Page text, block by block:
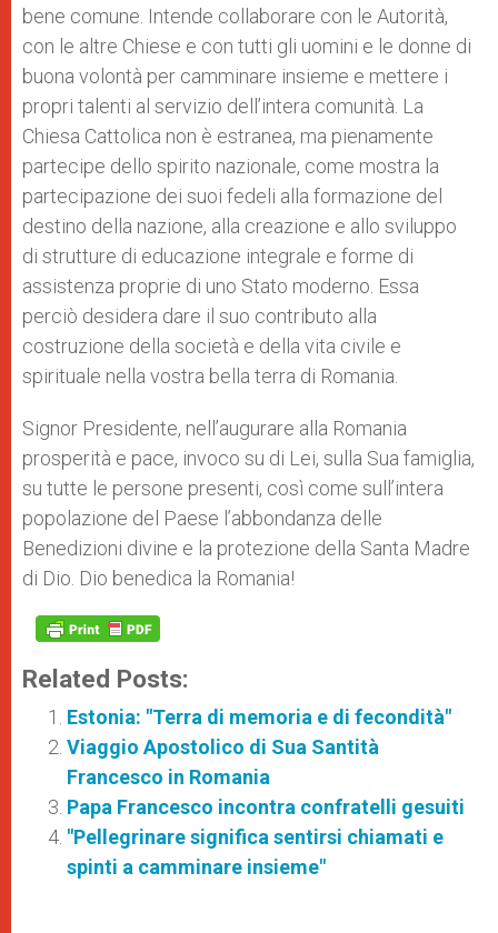
bene comune. Intende collaborare con le Autorità,
con le altre Chiese e con tutti gli uomini e le donne di
buona volontà per camminare insieme e mettere i
propri talenti al servizio dell’intera comunità. La
Chiesa Cattolica non è estranea, ma pienamente
partecipe dello spirito nazionale, come mostra la
partecipazione dei suoi fedeli alla formazione del
destino della nazione, alla creazione e allo sviluppo
di strutture di educazione integrale e forme di
assistenza proprie di uno Stato moderno. Essa
perciò desidera dare il suo contributo alla
costruzione della società e della vita civile e
spirituale nella vostra bella terra di Romania.
Signor Presidente, nell’augurare alla Romania
prosperità e pace, invoco su di Lei, sulla Sua famiglia,
su tutte le persone presenti, così come sull’intera
popolazione del Paese l’abbondanza delle
Benedizioni divine e la protezione della Santa Madre
di Dio. Dio benedica la Romania!
Related Posts:
Estonia: "Terra di memoria e di fecondità"
Viaggio Apostolico di Sua Santità
Francesco in Romania
Papa Francesco incontra confratelli gesuiti
"Pellegrinare significa sentirsi chiamati e
spinti a camminare insieme"